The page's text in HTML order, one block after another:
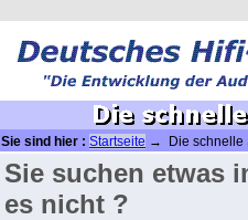
Sie sind hier : Startseite → Die schnelle
Sie suchen etwas
es nicht ?